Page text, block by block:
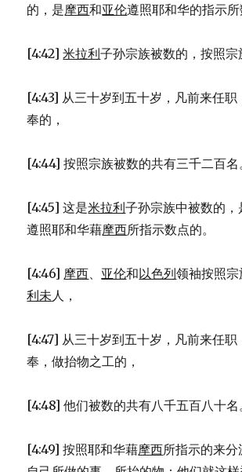
的，是摩西和亚伦遵照耶和华的指示所
[4:42]米拉利子孙宗族被数的，按照宗
[4:43] 从三十岁到五十岁，凡前来任职
奉的，
[4:44] 按照宗族被数的共有三千二百名
[4:45] 这是米拉利子孙宗族中被数的，
遵照耶和华藉摩西所指示数点的。
[4:46] 摩西、 亚伦和以色列领袖按照
利未人，
[4:47] 从三十岁到五十岁，凡前来任职
奉，做抬物之工的，
[4:48] 他们被数的共有八千五百八十名
[4:49] 按照耶和华藉摩西所指示的来